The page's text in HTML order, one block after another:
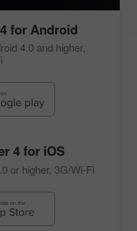
for Android
4.0 and higher,
4for iOS
or higher, 3G/Wi-Fi